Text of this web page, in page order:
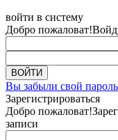
войти в систему
Добро пожаловат!
Вы забыли свой
Зарегистрироваться
Добро пожаловат!
записи